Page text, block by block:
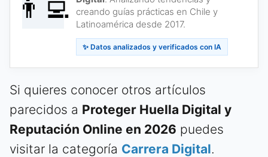
👨‍💻
creando guías prácticas en Chile y
Latinoamérica desde 2017.
✨ Datos analizados y verificados con IA
Si quieres conocer otros artículos
parecidos a Proteger Huella Digital y
Reputación Online en 2026 puedes
visitar la categoría Carrera Digital.